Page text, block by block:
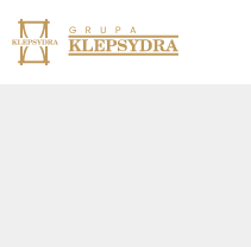
Skip
to
content